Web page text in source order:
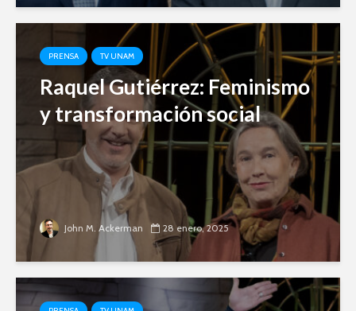
PRENSA TV UNAM
Raquel Gutiérrez: Feminismo
y transformación social
John M. Ackerman 28 enero, 2025